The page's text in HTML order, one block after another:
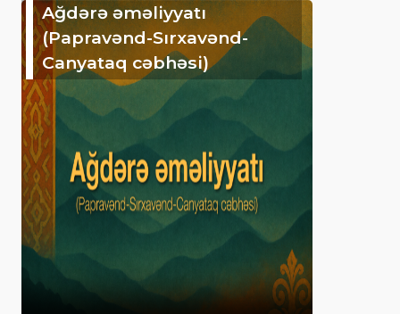
Ağdərə əməliyyatı
(Papravənd-Sırxavənd-
Canyataq cəbhəsi)